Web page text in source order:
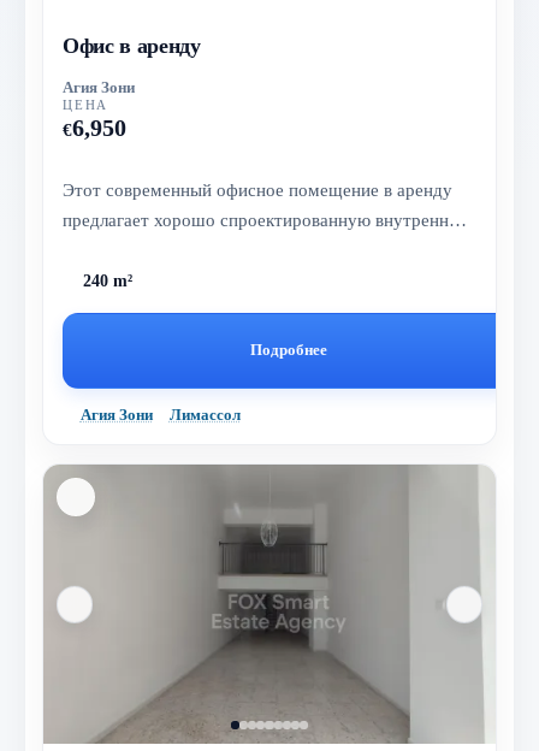
Офис в аренду
Агия Зони
ЦЕНА
€6,950
Этот современный офисное помещение в аренду
предлагает хорошо спроектированную внутреннюю
240 m²
Подробнее
Агия Зони Лимассол